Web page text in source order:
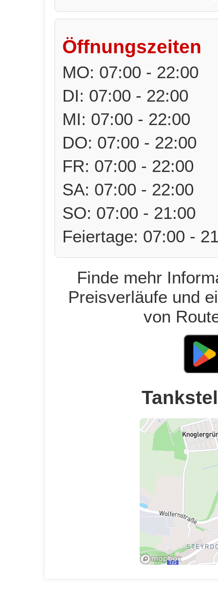
Öffnungszeiten
MO: 07:00 - 22:00
DI: 07:00 - 22:00
MI: 07:00 - 22:00
DO: 07:00 - 22:00
FR: 07:00 - 22:00
SA: 07:00 - 22:00
SO: 07:00 - 21:00
Feiertage: 07:00 -
Finde mehr
Preisverläufe und
von